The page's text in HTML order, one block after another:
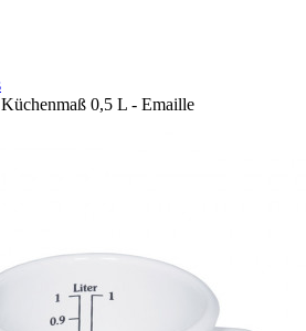
0,5 L - Emaille